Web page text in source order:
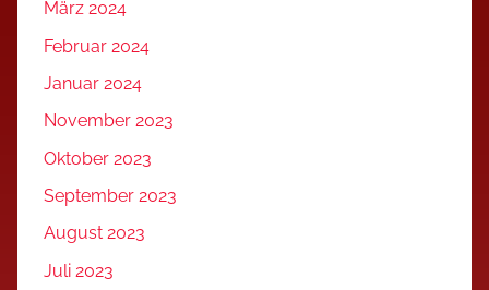
März 2024
Februar 2024
Januar 2024
November 2023
Oktober 2023
September 2023
August 2023
Juli 2023